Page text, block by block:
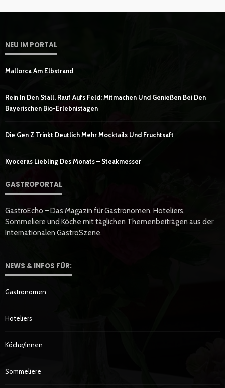
NEU IM PORTAL
Mallorca Am Elbstrand
Rein In Den Stall, Rauf Aufs Feld: Mitmachen Und Genießen Bei Den
Bayerischen Bio-Erlebnistagen
Die Gen Z Trinkt Deutlich Mehr Mocktails Und Fruchtsaft
Kyoceras Liebling Des Monats – Steakmesser
GASTROPORTAL
GastroEcho – Das Magazin für Gastronomen, Hoteliers,
Sommeliere und Köche mit täglichen Themenbeiträgen aus der
Internationalen GastroSzene.
NEWS & INFOS FÜR:
Gastronomen
Hoteliers
Köche/innen
Sommeliere